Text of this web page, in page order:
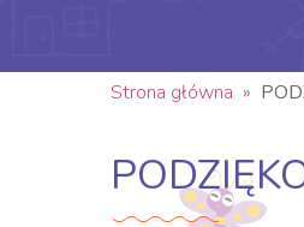
Strona główna »